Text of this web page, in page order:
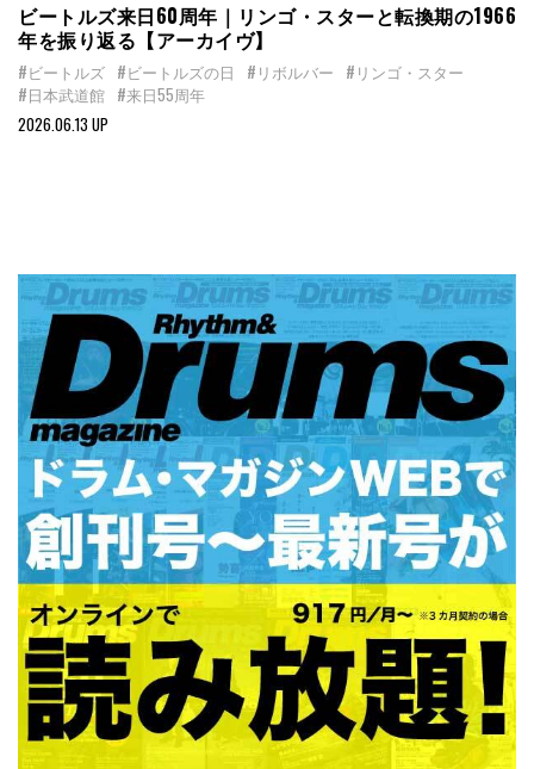
ビートルズ来日60周年｜リンゴ・スターと転換期の1966
年を振り返る【アーカイヴ】
#ビートルズ #ビートルズの日 #リボルバー #リンゴ・スター
#日本武道館 #来日55周年
2026.06.13 UP